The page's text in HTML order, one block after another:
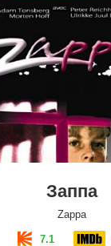
Заппа
Zappa
7.1